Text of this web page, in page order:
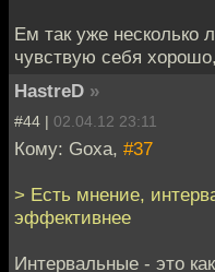
Ем так уже несколько
чувствую себя
HastreD »
#44 | 02.04.12 23:11
Кому: Goxa, #37
> Есть мнение,
эффективнее
Интервальные - это